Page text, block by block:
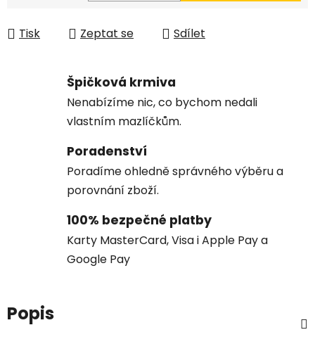
Tisk Zeptat se Sdílet
Špičková krmiva
Nenabízíme nic, co bychom nedali
vlastním mazlíčkům.
Poradenství
Poradíme ohledně správného výběru a
porovnání zboží.
100% bezpečné platby
Karty MasterCard, Visa i Apple Pay a
Google Pay
Popis